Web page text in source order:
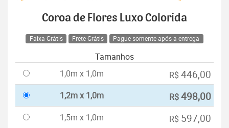
Coroa de Flores Luxo Colorida
Faixa Grátis Frete Grátis Pague somente após a entrega
Tamanhos
1,0m x 1,0m
R$ 446,00
1,2m x 1,0m R$498,00
1,5m x 1,0m R$ 597,00